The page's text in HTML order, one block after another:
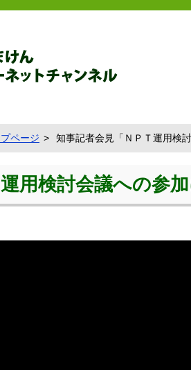
ページ 知事記者会見「ＮＰＴ運用検
用検討会議への参加